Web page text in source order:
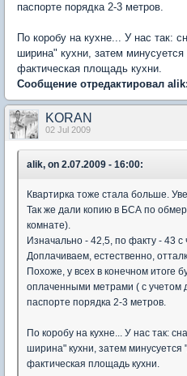
паспорте порядка 2-3 метров.
По коробу на кухне... У нас так:
ширина" кухни, затем
фактическая площадь кухни.
Сообщение отредактировал
KORAN
02 Jul 2009
alik, on 2.07.2009 - 16:00:
Квартирка тоже стала больше.
Так же дали копию в БСА по
комнате).
Изначально - 42,5, по факту - 43
Доплачиваем, естественно,
Похоже, у всех в конечном итоге
оплаченными метрами ( с
паспорте порядка 2-3 метров.
По коробу на кухне... У нас так:
ширина" кухни, затем
фактическая площадь кухни.